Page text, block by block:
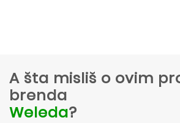
A šta misliš o ovim
brenda
Weleda?